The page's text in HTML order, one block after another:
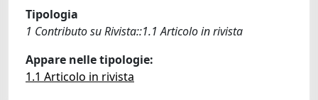
Tipologia
1 Contributo su Rivista::1.1 Articolo in rivista
Appare nelle tipologie:
1.1 Articolo in rivista